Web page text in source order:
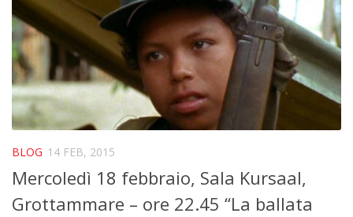
BLOG 14 FEB, 2015
Mercoledì 18 febbraio, Sala Kursaal,
Grottammare – ore 22.45 “La ballata